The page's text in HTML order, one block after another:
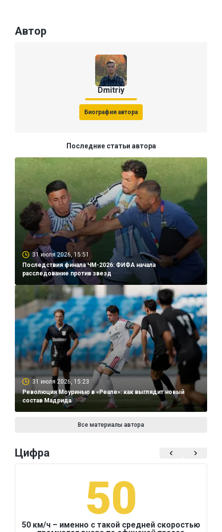
Автор
Dmitriy
Биография автора
Последние статьи автора
31 июля 2026, 15:51
Последствия финала ЧМ-2026: ФИФА начала
расследование против звезд
31 июля 2026, 15:23
Революция Моуринью в «Реале»: как выглядит новый
состав Мадрида
Все материалы автора
Цифра
50
50 км/ч – именно с такой средней скоростью